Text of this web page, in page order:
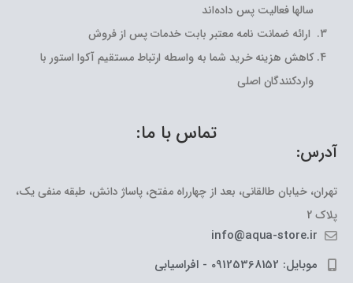
سالها فعالیت پس داده‌اند
ارائه ضمانت نامه معتبر بابت خدمات پس از فروش
کاهش هزینه خرید شما به واسطه ارتباط مستقیم آکوا استور با
واردکنندگان اصلی
تماس با ما:
آدرس:
تهران، خیابان طالقانی، بعد از چهارراه مفتح، پاساژ دانش، طبقه منفی یک،
پلاک 2
info@aqua-store.ir
موبایل: 09125368152 - افراسیابی